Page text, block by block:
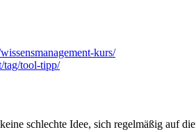
kurs/
tag/tool-tipp/
schlechte Idee, sich regelmäßig auf